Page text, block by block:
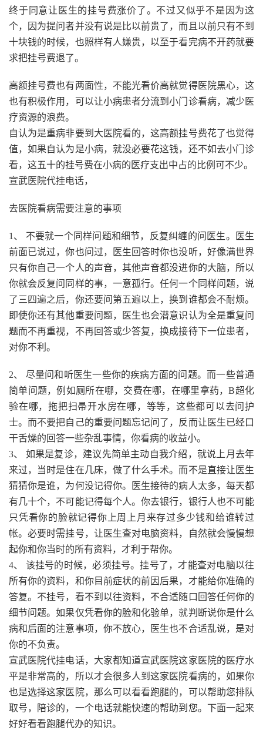
终于同意让医生的挂号费涨价了。不过又似乎不是因为这
个，因为提问者并没有说是比以前贵了，而且以前只有不到
十块钱的时候，也照样有人嫌贵，以至于看完病不开药就要
求把挂号费退了。
高额挂号费也有两面性，不能光看价高就觉得医院黑心，这
也有积极作用，可以让小病患者分流到小门诊看病，减少医
疗资源的浪费。
自认为是重病非要到大医院看的，这高额挂号费花了也觉得
值，如果自认为是小病，就没必要花这钱，还不如去小门诊
看，这五十的挂号费在小病的医疗支出中占的比例可不少。
宣武医院代挂电话，
去医院看病需要注意的事项
1、 不要就一个同样问题和细节，反复纠缠的问医生。医生
前面已说过，你也问过，医生回答时你也没听，好像满世界
只有你自己一个人的声音，其他声音都没进你的大脑，所以
你就会反复问同样的事，一意孤行。任何一个同样问题，说
了三四遍之后，你还要问第五遍以上，换到谁都会不耐烦。
即使你还有其他重要问题，医生也会潜意识认为全是重复问
题而不再重视，不再回答或少答复，换成接待下一位患者，
对你不利。
2、 尽量问和听医生一些你的疾病方面的问题。而一些普通
简单问题，例如厕所在哪，交费在哪，在哪里拿药，B超化
验在哪，拖把扫帚开水房在哪，等等，这些都可以去问护
士。而不要把自己的重要问题忘记问了，反而让医生已经口
干舌燥的回答一些杂乱事情，你看病的收益小。
3、 如果是复诊，建议先简单主动自我介绍，就说上月去年
来过，当时是住在几床，做了什么手术。而不是直接让医生
猜猜你是谁，为何没记得你。医生接待的病人太多，每天都
有几十个，不可能记得每个人。你去银行，银行人也不可能
只凭看你的脸就记得你上周上月来存过多少钱和给谁转过
帐。必要时需挂号，让医生查对电脑资料，自然就会慢慢想
起你和你当时的所有资料，才利于帮你。
4、 该挂号的时候，必须挂号。挂号了，才能查对电脑以往
所有你的资料，和你目前症状的前因后果，才能给你准确的
答复。不挂号，看不到以往资料，不合适随口回答任何你的
细节问题。如果仅凭看你的脸和化验单，就判断说你是什么
病和后面的注意事项，你不放心，医生也不合适乱说，是对
你的不负责。
宣武医院代挂电话，大家都知道宣武医院这家医院的医疗水
平是非常高的，所以才会很多人到这家医院看病的，如果你
也是选择这家医院，那么可以看看跑腿的，可以帮助您排队
取号，陪诊的，一个电话就能快速的帮助到您。下面一起来
好好看看跑腿代办的知识。